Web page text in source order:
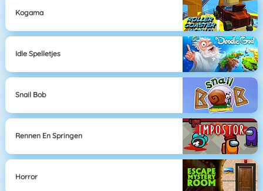
Kogama
Idle Spelletjes
Snail Bob
Rennen En Springen
Horror